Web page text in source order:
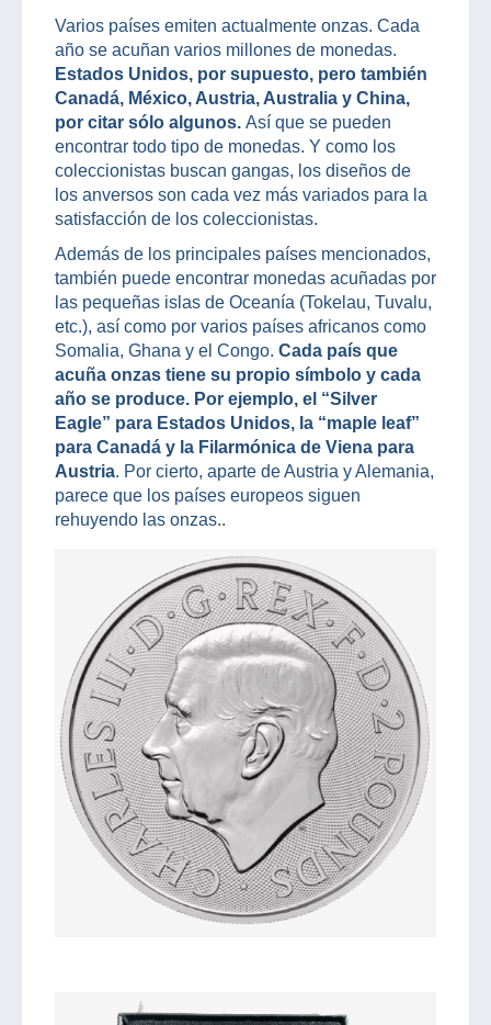
Varios países emiten actualmente onzas. Cada
año se acuñan varios millones de monedas.
Estados Unidos, por supuesto, pero también
Canadá, México, Austria, Australia y China,
por citar sólo algunos. Así que se pueden
encontrar todo tipo de monedas. Y como los
coleccionistas buscan gangas, los diseños de
los anversos son cada vez más variados para la
satisfacción de los coleccionistas.
Además de los principales países mencionados,
también puede encontrar monedas acuñadas por
las pequeñas islas de Oceanía (Tokelau, Tuvalu,
etc.), así como por varios países africanos como
Somalia, Ghana y el Congo. Cada país que
acuña onzas tiene su propio símbolo y cada
año se produce. Por ejemplo, el “Silver
Eagle” para Estados Unidos, la “maple leaf”
para Canadá y la Filarmónica de Viena para
Austria. Por cierto, aparte de Austria y Alemania,
parece que los países europeos siguen
rehuyendo las onzas..